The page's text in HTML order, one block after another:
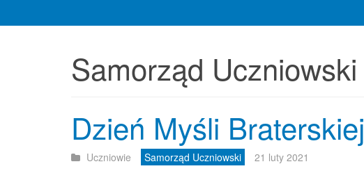
Samorząd Uczniowski
Dzień Myśli Braterskiej
Uczniowie Samorząd Uczniowski 21 luty 2021